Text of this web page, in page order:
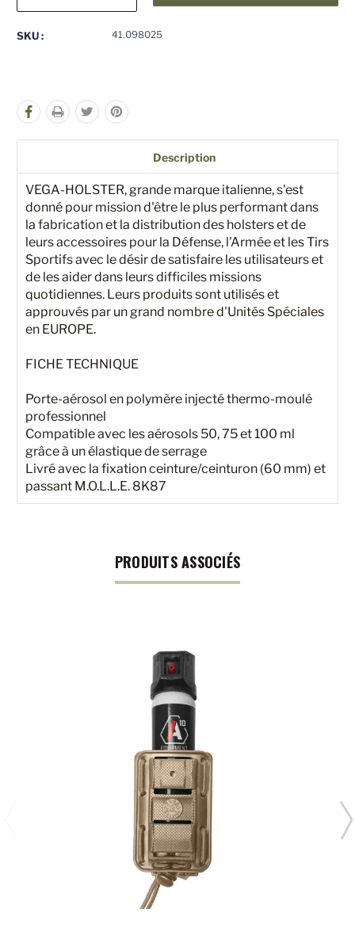
SKU : 41.098025
Description
VEGA-HOLSTER, grande marque italienne, s'est
donné pour mission d'être le plus performant dans
la fabrication et la distribution des holsters et de
leurs accessoires pour la Défense, l'Armée et les Tirs
Sportifs avec le désir de satisfaire les utilisateurs et
de les aider dans leurs difficiles missions
quotidiennes. Leurs produits sont utilisés et
approuvés par un grand nombre d'Unités Spéciales
en EUROPE.
FICHE TECHNIQUE
Porte-aérosol en polymère injecté thermo-moulé
professionnel
Compatible avec les aérosols 50, 75 et 100 ml
grâce à un élastique de serrage
Livré avec la fixation ceinture/ceinturon (60 mm) et
passant M.O.L.L.E. 8K87
PRODUITS ASSOCIÉS